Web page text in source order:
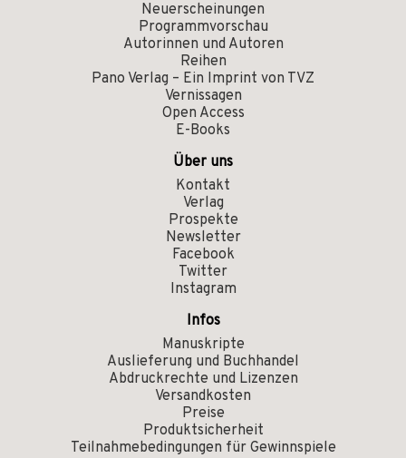
Neuerscheinungen
Programmvorschau
Autorinnen und Autoren
Reihen
Pano Verlag – Ein Imprint von TVZ
Vernissagen
Open Access
E-Books
Über uns
Kontakt
Verlag
Prospekte
Newsletter
Facebook
Twitter
Instagram
Infos
Manuskripte
Auslieferung und Buchhandel
Abdruckrechte und Lizenzen
Versandkosten
Preise
Produktsicherheit
Teilnahmebedingungen für Gewinnspiele